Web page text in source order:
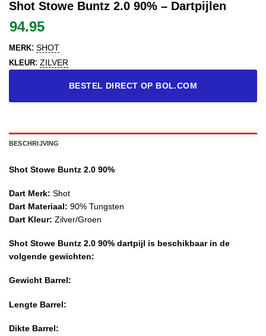
Shot Stowe Buntz 2.0 90% – Dartpijlen
94.95
MERK: SHOT
KLEUR: ZILVER
BESTEL DIRECT OP BOL.COM
BESCHRIJVING
Shot Stowe Buntz 2.0 90%
Dart Merk: Shot
Dart Materiaal: 90% Tungsten
Dart Kleur: Zilver/Groen
Shot Stowe Buntz 2.0 90% dartpijl is beschikbaar in de
volgende gewichten:
Gewicht Barrel:
Lengte Barrel:
Dikte Barrel: